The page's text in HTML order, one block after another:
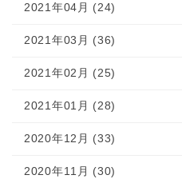
2021年04月 (24)
2021年03月 (36)
2021年02月 (25)
2021年01月 (28)
2020年12月 (33)
2020年11月 (30)